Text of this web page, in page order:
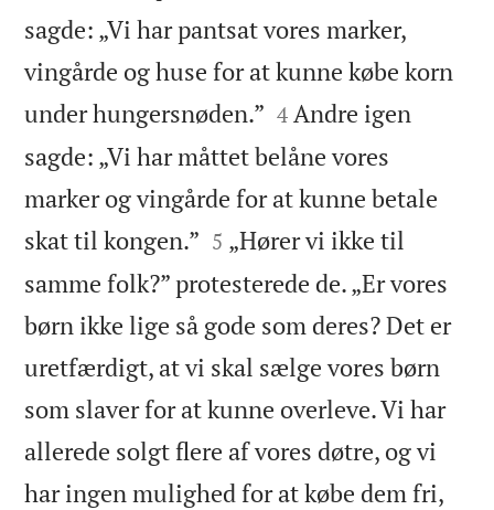
sagde: „Vi har pantsat vores marker,
vingårde og huse for at kunne købe korn
under hungersnøden.” 

4 Andre igen
sagde: „Vi har måttet belåne vores
marker og vingårde for at kunne betale
skat til kongen.” 

5 „Hører vi ikke til
samme folk?” protesterede de. „Er vores
børn ikke lige så gode som deres? Det er
uretfærdigt, at vi skal sælge vores børn
som slaver for at kunne overleve. Vi har
allerede solgt flere af vores døtre, og vi
har ingen mulighed for at købe dem fri,